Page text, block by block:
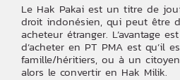
Le Hak Pakai est un titre de
droit indonésien, qui peut être
acheteur étranger. L’avantage
d’acheter en PT PMA est qu’il
famille/héritiers, ou à un
alors le convertir en Hak Milik.